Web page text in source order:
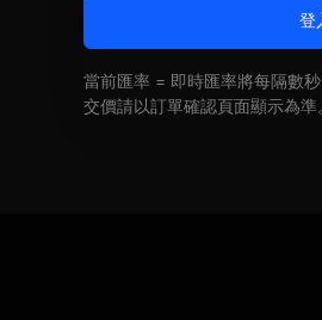
登
當前匯率 = 即時匯率將每隔數
交價請以訂單確認頁面顯示為準